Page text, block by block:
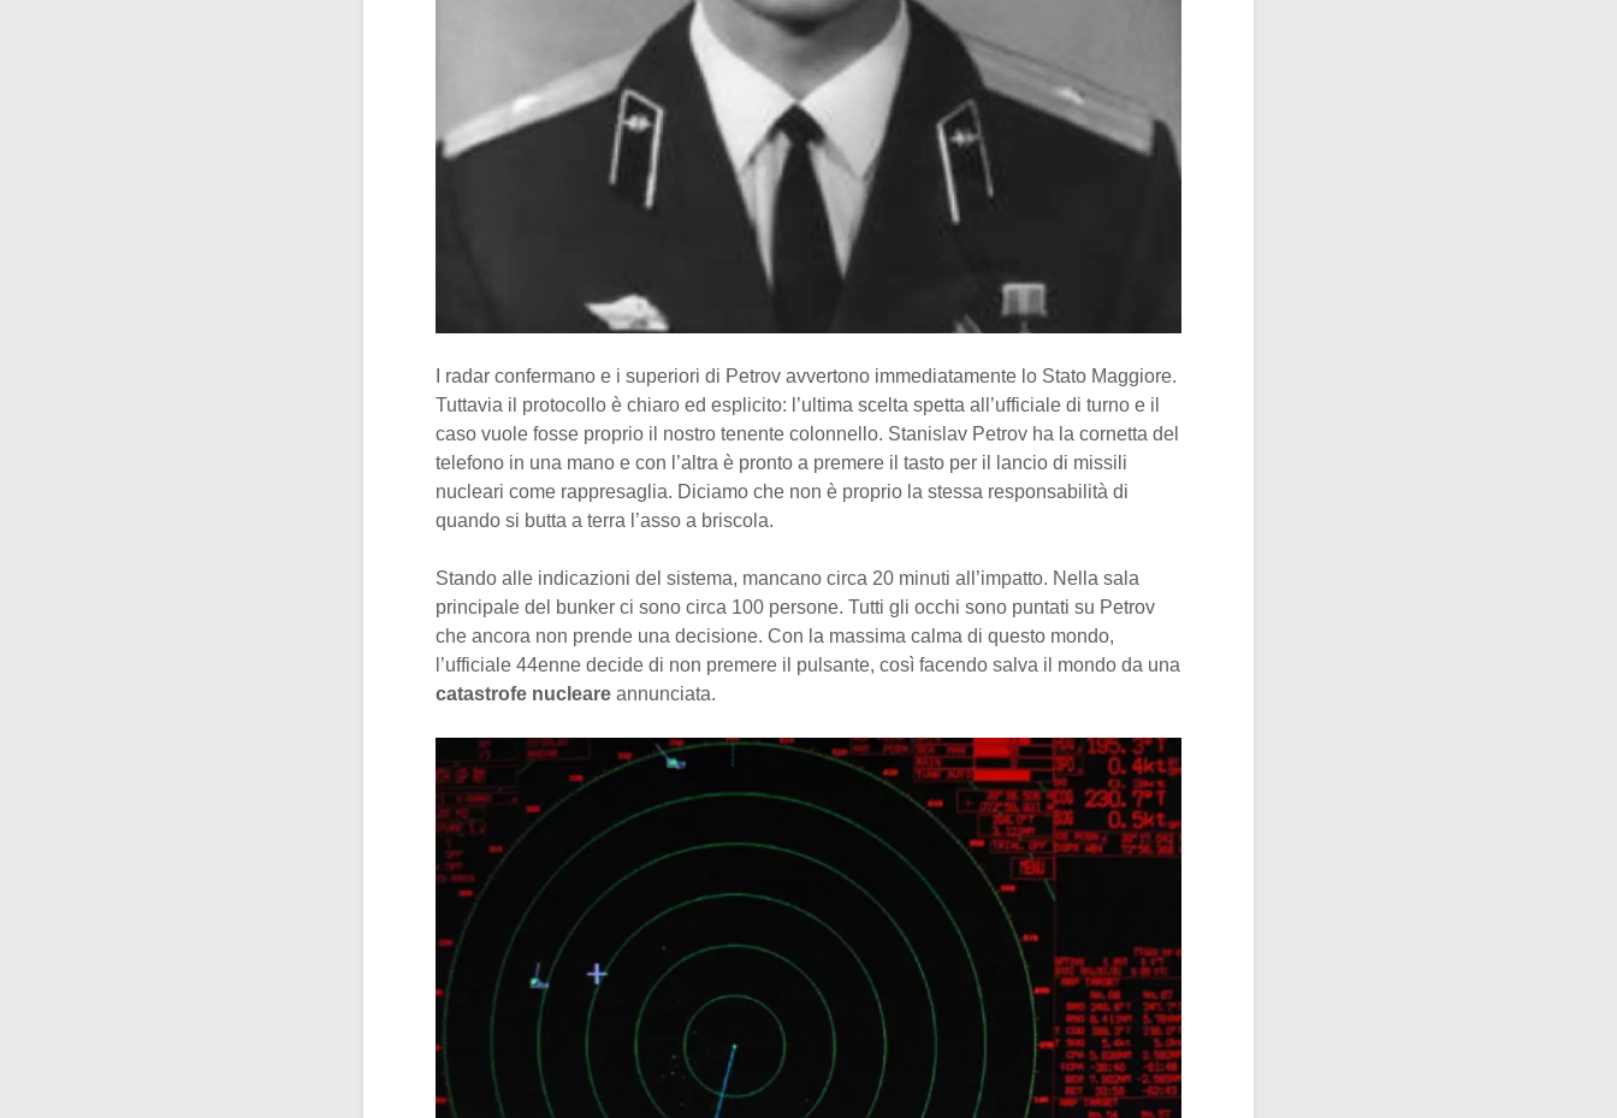
I radar confermano e i superiori di Petrov avvertono immediatamente lo Stato Maggiore.
Tuttavia il protocollo è chiaro ed esplicito: l’ultima scelta spetta all’ufficiale di turno e il
caso vuole fosse proprio il nostro tenente colonnello. Stanislav Petrov ha la cornetta del
telefono in una mano e con l’altra è pronto a premere il tasto per il lancio di missili
nucleari come rappresaglia. Diciamo che non è proprio la stessa responsabilità di
quando si butta a terra l’asso a briscola.
Stando alle indicazioni del sistema, mancano circa 20 minuti all’impatto. Nella sala
principale del bunker ci sono circa 100 persone. Tutti gli occhi sono puntati su Petrov
che ancora non prende una decisione. Con la massima calma di questo mondo,
l’ufficiale 44enne decide di non premere il pulsante, così facendo salva il mondo da una
catastrofe nucleare annunciata.